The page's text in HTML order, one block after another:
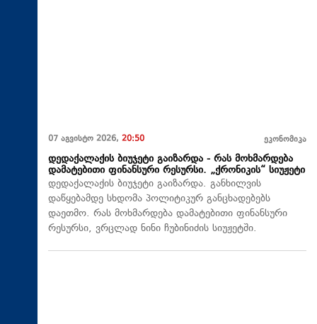
07 აგვისტო 2026, 20:50 ეკონომიკა
დედაქალაქის ბიუჯეტი გაიზარდა - რას მოხმარდება
დამატებითი ფინანსური რესურსი. „ქრონიკის“ სიუჟეტი
დედაქალაქის ბიუჯეტი გაიზარდა. განხილვის
დაწყებამდე სხდომა პოლიტიკურ განცხადებებს
დაეთმო. რას მოხმარდება დამატებითი ფინანსური
რესურსი, ვრცლად ნინი ჩუბინიძის სიუჟეტში.